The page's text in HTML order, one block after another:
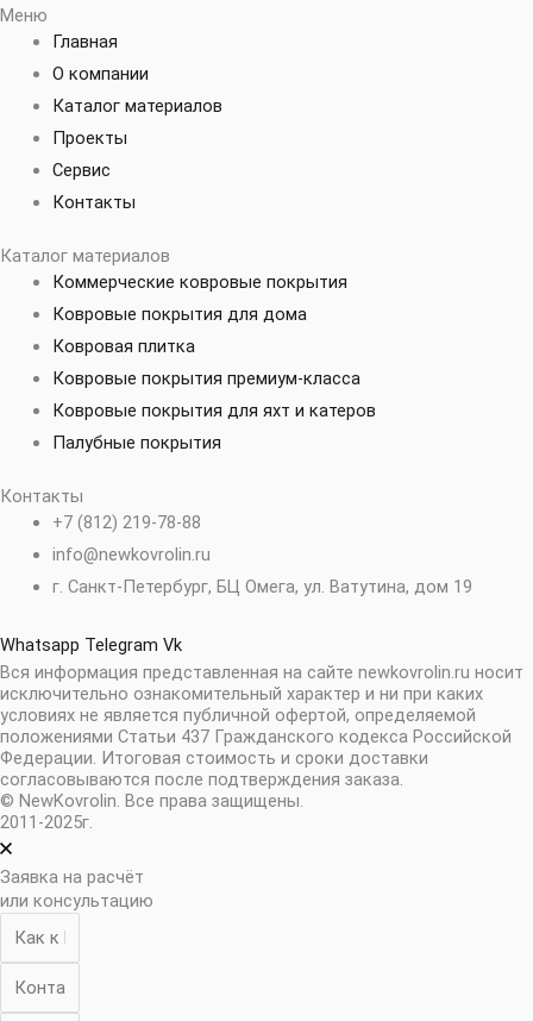
Меню
Главная
О компании
Каталог материалов
Проекты
Сервис
Контакты
Каталог материалов
Коммерческие ковровые покрытия
Ковровые покрытия для дома
Ковровая плитка
Ковровые покрытия премиум-класса
Ковровые покрытия для яхт и катеров
Палубные покрытия
Контакты
+7 (812) 219-78-88
info@newkovrolin.ru
г. Санкт-Петербург, БЦ Омега, ул. Ватутина, дом 19
Whatsapp Telegram Vk
Вся информация представленная на сайте newkovrolin.ru носит
исключительно ознакомительный характер и ни при каких
условиях не является публичной офертой, определяемой
положениями Статьи 437 Гражданского кодекса Российской
Федерации. Итоговая стоимость и сроки доставки
согласовываются после подтверждения заказа.
© NewKovrolin. Все права защищены.
2011-2025г.
Заявка на расчёт
или консультацию